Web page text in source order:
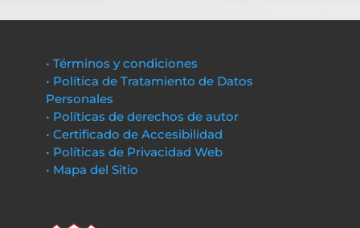
• Términos y condiciones
• Política de Tratamiento de Datos
Personales
• Políticas de derechos de autor
• Certificado de Accesibilidad
• Políticas de Privacidad Web
• Mapa del Sitio